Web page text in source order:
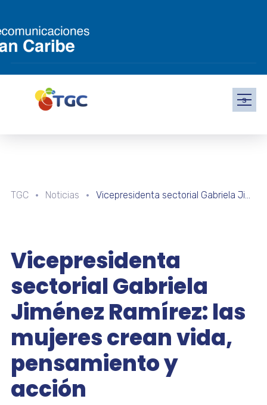
s
TGC Noticias Vicepresidenta sectorial Gabriela Jiménez Ramírez: las mujeres crean vida, pensamiento y acción
Vicepresidenta
sectorial Gabriela
Jiménez Ramírez: las
mujeres crean vida,
pensamiento y
acción